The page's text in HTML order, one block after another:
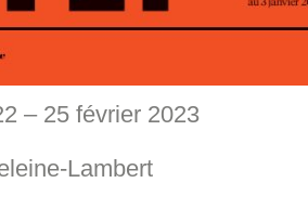
– 25 février 2023
Lambert